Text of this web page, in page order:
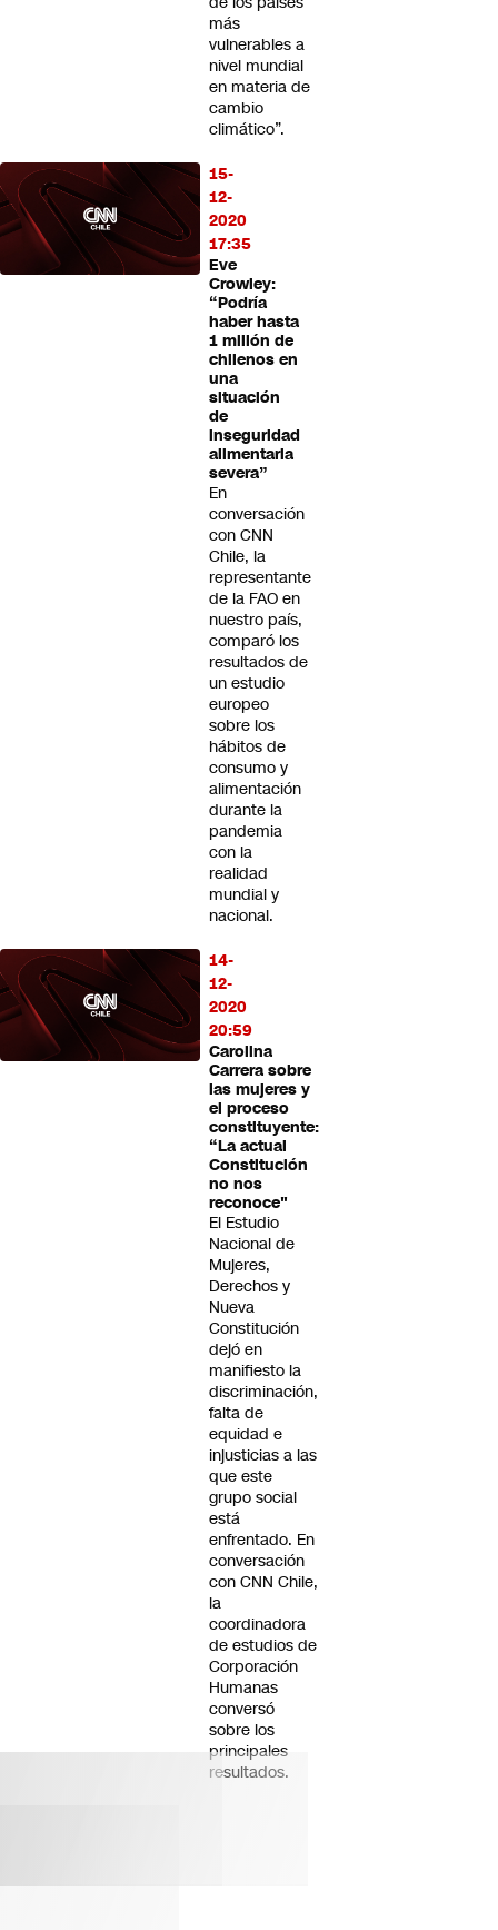
más
vulnerables a
nivel mundial
en materia de
cambio
climático”.
15-
12-
2020
17:35
Eve
Crowley:
“Podría
haber hasta
1 millón de
chilenos en
una
situación
de
inseguridad
alimentaria
severa”
En
conversación
con CNN
Chile, la
representante
de la FAO en
nuestro país,
comparó los
resultados de
un estudio
europeo
sobre los
hábitos de
consumo y
alimentación
durante la
pandemia
con la
realidad
mundial y
nacional.
14-
12-
2020
20:59
Carolina
Carrera sobre
las mujeres y
el proceso
constituyente:
“La actual
Constitución
no nos
reconoce"
El Estudio
Nacional de
Mujeres,
Derechos y
Nueva
Constitución
dejó en
manifiesto la
discriminación,
falta de
equidad e
injusticias a las
que este
grupo social
está
enfrentado. En
conversación
con CNN Chile,
la
coordinadora
de estudios de
Corporación
Humanas
conversó
sobre los
principales
resultados.